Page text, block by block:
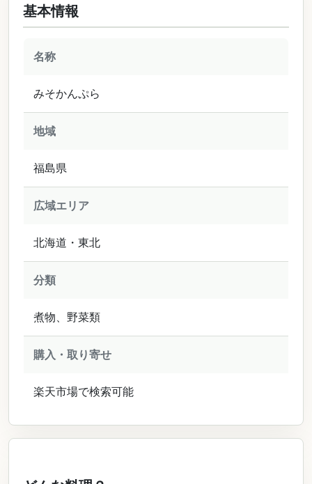
基本情報
名称
みそかんぷら
地域
福島県
広域エリア
北海道・東北
分類
煮物、野菜類
購入・取り寄せ
楽天市場で検索可能